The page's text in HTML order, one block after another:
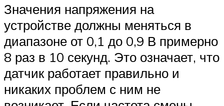
Значения напряжения на
устройстве должны меняться в
диапазоне от 0,1 до 0,9 В примерно
8 раз в 10 секунд. Это означает, что
датчик работает правильно и
никаких проблем с ним не